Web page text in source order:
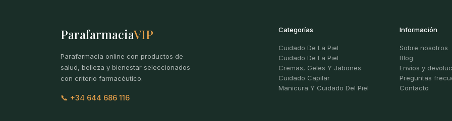
ParafarmaciaVIP
Parafarmacia online con productos de
salud, belleza y bienestar seleccionados
con criterio farmacéutico.
📞 +34 644 686 116
Categorías
Cuidado De La Piel
Cuidado De La Piel
Cremas, Geles Y Jabones
Cuidado Capilar
Manicura Y Cuidado Del Piel
Información
Sobre nosotros
Blog
Envíos y
Preguntas
Contacto